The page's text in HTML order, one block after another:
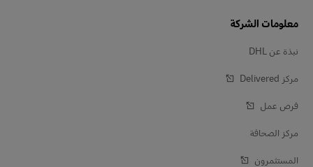
معلومات الشركة
نبذة عن DHL
مركز Delivered‎
فرص عمل
مركز الصحافة
المستثمرون